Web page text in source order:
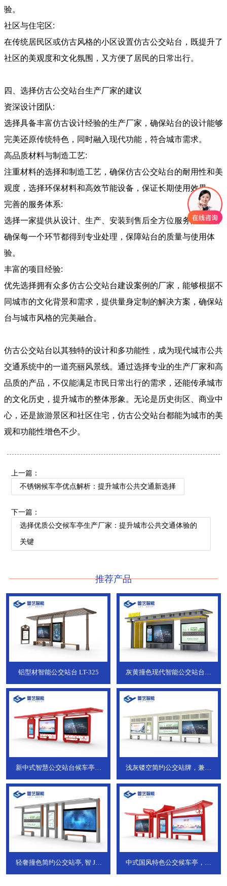
验。
社区与住宅区:
在传统居民区或仿古风格的小区设置仿古公交站台，既提升了
社区的美观度和文化氛围，又方便了居民的日常出行。
四、选择仿古公交站台生产厂家的建议
资深设计团队:
选择具备丰富仿古设计经验的生产厂家，确保站台的设计能够
完美还原传统特色，同时融入现代功能，符合城市需求。
高品质材料与制造工艺:
注重材料的选择和制造工艺，确保仿古公交站台的耐用性和美
观度，选择环保材料和高效节能设备，保证长期使用效果。
完善的服务体系:
选择一家提供从设计、生产、安装到售后全方位服务的厂家，
确保每一个环节都得到专业处理，保障站台的质量与使用体
验。
丰富的项目经验:
优先选择拥有众多仿古公交站台建设案例的厂家，能够根据不
同城市的文化背景和需求，提供量身定制的解决方案，确保站
台与城市风格的完美融合。
仿古公交站台以其独特的设计和多功能性，成为现代城市公共
交通系统中的一道亮丽风景线。通过选择专业的生产厂家和高
品质的产品，不仅能满足市民日常出行的需求，还能传承城市
的文化历史，提升城市的整体形象。无论是历史街区、商业中
心，还是旅游景区和社区住宅，仿古公交站台都能为城市的美
观和功能性增色不少。
上一篇：
不锈钢候车亭优点解析：提升城市公共交通新选择
下一篇：
选择优质公交候车亭生产厂家：提升城市公共交通体验的
关键
推荐产品
铝型材智能公交站台 LT-325
灰黄撞色现代智能公交站台，
新中式智慧公交站台候车亭，
浅灰镂空简约公交站牌，兼具
轻奢撞色简约公交站亭, 智 JT-
中式国风特色公交候车亭，承